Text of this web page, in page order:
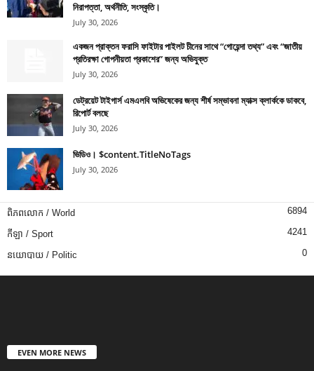
নিরাপত্তা, অর্থনীতি, সংস্কৃতি।
July 30, 2026
একজন প্রাক্তন ফরাসি ফাইটার পাইলট চীনের সাথে “গোয়েন্দা তথ্য” এবং “জাতীয়
প্রতিরক্ষা গোপনীয়তা প্রকাশের” জন্য অভিযুক্ত
July 30, 2026
ডেট্রয়েট টাইগার্স এমএলবি অভিষেকের জন্য শীর্ষ সম্ভাবনা ম্যাক্স ক্লার্ককে ডাকবে,
রিপোর্ট বলছে
July 30, 2026
ভিডিও। $content.TitleNoTags
July 30, 2026
ពិភពលោក / World 6894
កីឡា / Sport 4241
នយោបាយ / Politic 0
EVEN MORE NEWS